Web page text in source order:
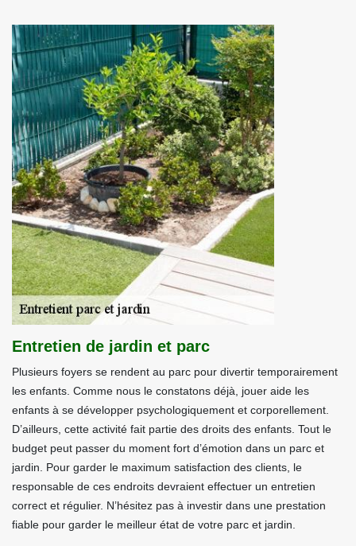
Entretien de jardin et parc
Plusieurs foyers se rendent au parc pour divertir temporairement
les enfants. Comme nous le constatons déjà, jouer aide les
enfants à se développer psychologiquement et corporellement.
D’ailleurs, cette activité fait partie des droits des enfants. Tout le
budget peut passer du moment fort d’émotion dans un parc et
jardin. Pour garder le maximum satisfaction des clients, le
responsable de ces endroits devraient effectuer un entretien
correct et régulier. N’hésitez pas à investir dans une prestation
fiable pour garder le meilleur état de votre parc et jardin.